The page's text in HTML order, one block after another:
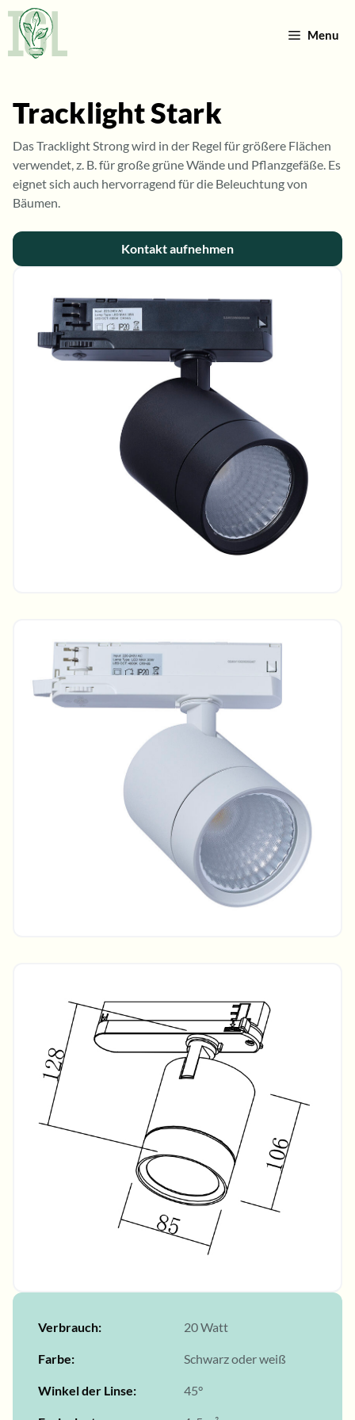
Zum
Inhalt
springen
Menu
Tracklight Stark
Das Tracklight Strong wird in der Regel für größere Flächen
verwendet, z. B. für große grüne Wände und Pflanzgefäße. Es
eignet sich auch hervorragend für die Beleuchtung von
Bäumen.
Kontakt aufnehmen
Verbrauch 20 Watt
Farbe Schwarz oder weiß
Winkel der Linse 45°